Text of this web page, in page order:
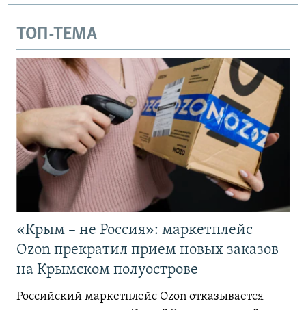
ТОП-ТЕМА
«Крым – не Россия»: маркетплейс
Ozon прекратил прием новых заказов
на Крымском полуострове
Российский маркетплейс Ozon отказывается